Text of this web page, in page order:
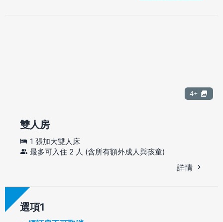
4+
雙人房
1 張加大雙人床
最多可入住 2 人 (含所有額外成人與孩童)
詳情
選項